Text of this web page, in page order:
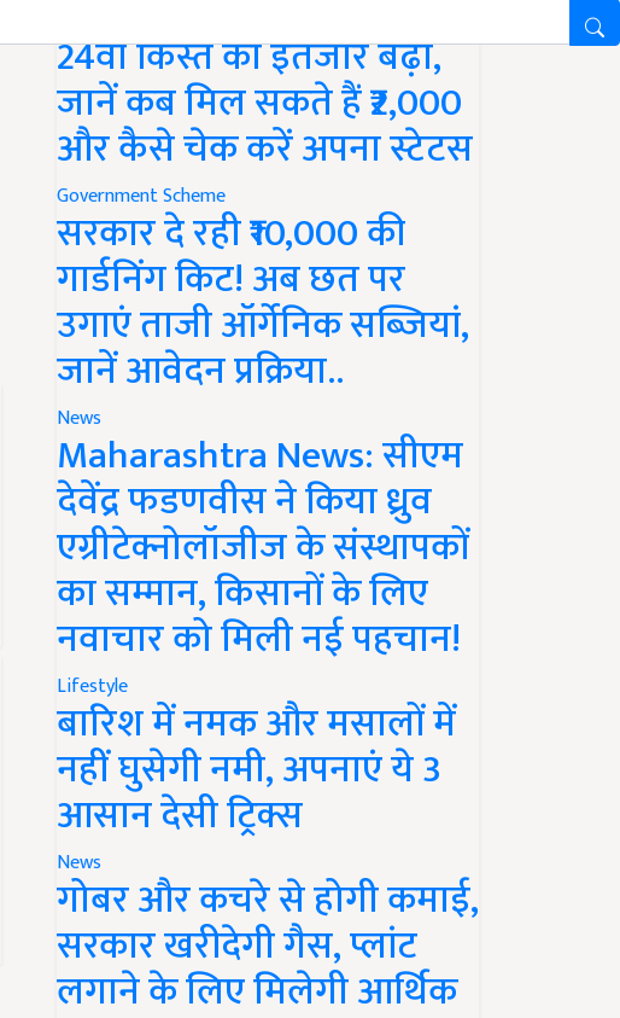
24वीं किस्त का इंतजार बढ़ा,
जानें कब मिल सकते हैं ₹2,000
और कैसे चेक करें अपना स्टेटस
Government Scheme
सरकार दे रही ₹10,000 की
गार्डनिंग किट! अब छत पर
उगाएं ताजी ऑर्गेनिक सब्जियां,
जानें आवेदन प्रक्रिया..
News
Maharashtra News: सीएम
देवेंद्र फडणवीस ने किया ध्रुव
एग्रीटेक्नोलॉजीज के संस्थापकों
का सम्मान, किसानों के लिए
नवाचार को मिली नई पहचान!
Lifestyle
बारिश में नमक और मसालों में
नहीं घुसेगी नमी, अपनाएं ये 3
आसान देसी ट्रिक्स
News
गोबर और कचरे से होगी कमाई,
सरकार खरीदेगी गैस, प्लांट
लगाने के लिए मिलेगी आर्थिक